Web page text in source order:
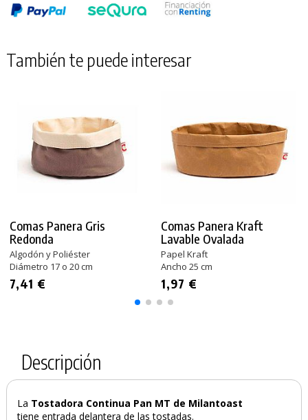
También te puede interesar
Comas Panera Gris
Redonda
Algodón y Poliéster
Diámetro 17 o 20 cm
7,41 €
Comas Panera Kraft
Lavable Ovalada
Papel Kraft
Ancho 25 cm
1,97 €
Descripción
La Tostadora Continua Pan MT de Milantoast
tiene entrada delantera de las tostadas.